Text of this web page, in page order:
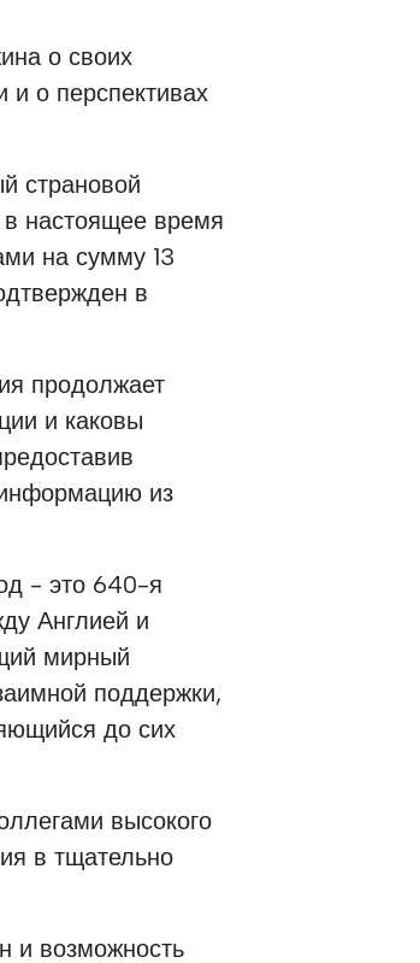
о своих
и о перспективах
страновой
настоящее время
на сумму 13
в
продолжает
и каковы
из
- это 640-я
Англией и
мирный
поддержки,
до сих
высокого
в тщательно
и возможность